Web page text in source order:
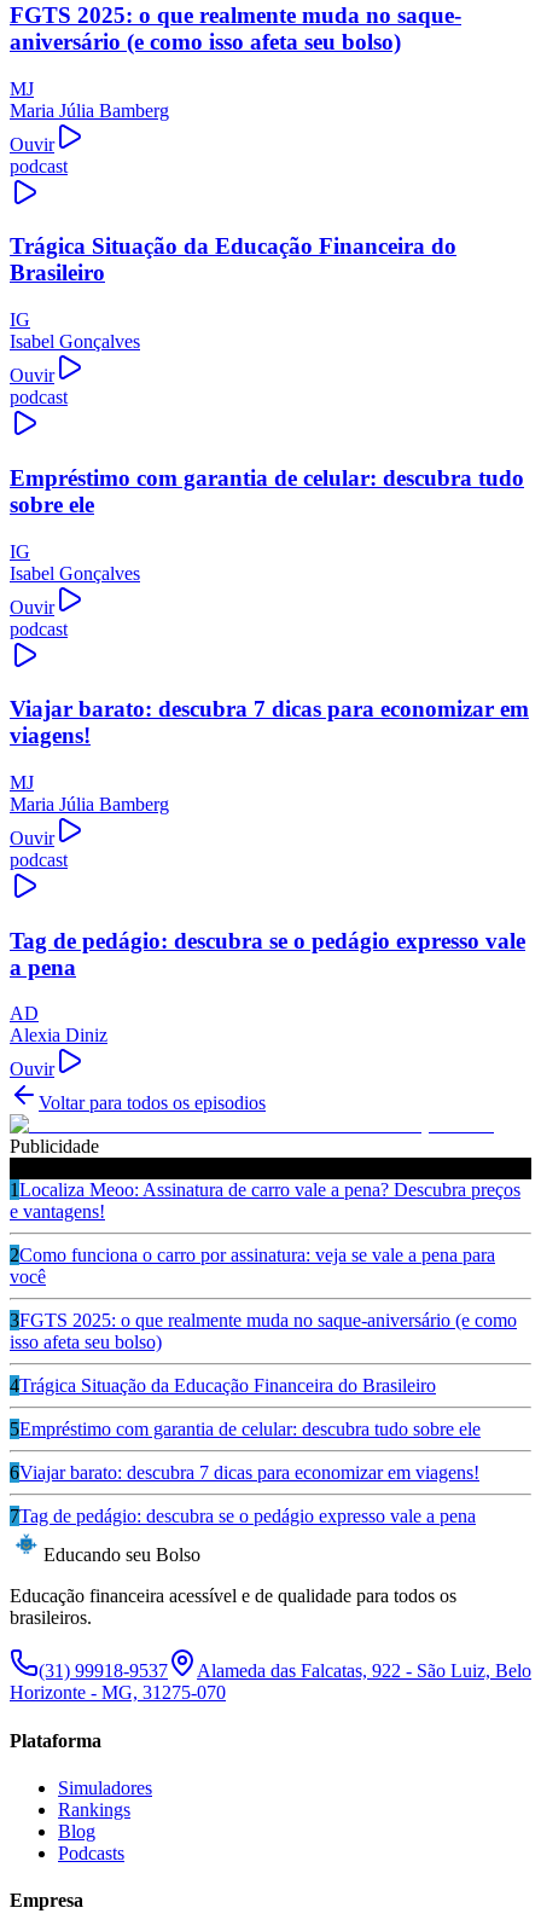
FGTS 2025: o que realmente muda no saque-
aniversário (e como isso afeta seu bolso)
MJ
Maria Júlia Bamberg
Ouvir
podcast
Trágica Situação da Educação Financeira do
Brasileiro
IG
Isabel Gonçalves
Ouvir
podcast
Empréstimo com garantia de celular: descubra tudo
sobre ele
IG
Isabel Gonçalves
Ouvir
podcast
Viajar barato: descubra 7 dicas para economizar em
viagens!
MJ
Maria Júlia Bamberg
Ouvir
podcast
Tag de pedágio: descubra se o pedágio expresso vale
a pena
AD
Alexia Diniz
Ouvir
Voltar para todos os episodios
Publicidade
1Localiza Meoo: Assinatura de carro vale a pena? Descubra preços
e vantagens!
2Como funciona o carro por assinatura: veja se vale a pena para
você
3FGTS 2025: o que realmente muda no saque-aniversário (e como
isso afeta seu bolso)
4Trágica Situação da Educação Financeira do Brasileiro
5Empréstimo com garantia de celular: descubra tudo sobre ele
6Viajar barato: descubra 7 dicas para economizar em viagens!
7Tag de pedágio: descubra se o pedágio expresso vale a pena
Educando seu Bolso
Educação financeira acessível e de qualidade para todos os
brasileiros.
(31) 99918-9537
Alameda das Falcatas, 922 - São Luiz, Belo
Horizonte - MG, 31275-070
Plataforma
Simuladores
Rankings
Blog
Podcasts
Empresa